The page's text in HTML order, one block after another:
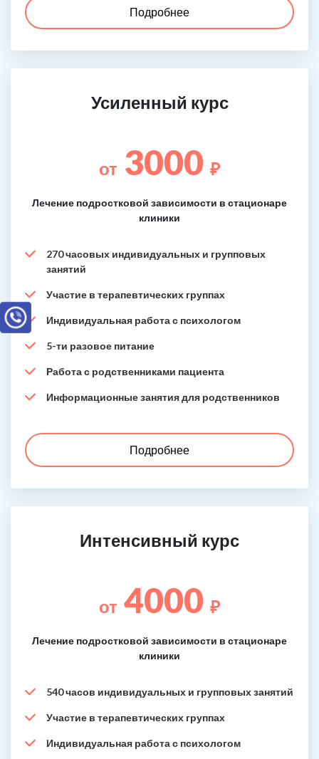
Подробнее
Усиленный курс
от 3000 ₽
Лечение подростковой зависимости в стационаре
клиники
270 часовых индивидуальных и групповых
занятий
Участие в терапевтических группах
Индивидуальная работа с психологом
5-ти разовое питание
Работа с родственниками пациента
Информационные занятия для родственников
Подробнее
Интенсивный курс
от 4000 ₽
Лечение подростковой зависимости в стационаре
клиники
540 часов индивидуальных и групповых занятий
Участие в терапевтических группах
Индивидуальная работа с психологом